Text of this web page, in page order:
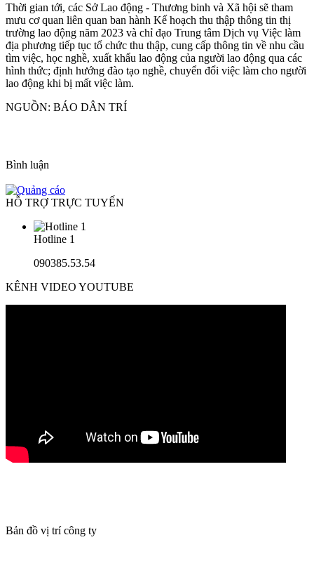
Thời gian tới, các Sở Lao động - Thương binh và Xã hội sẽ tham
mưu cơ quan liên quan ban hành Kế hoạch thu thập thông tin thị
trường lao động năm 2023 và chỉ đạo Trung tâm Dịch vụ Việc làm
địa phương tiếp tục tổ chức thu thập, cung cấp thông tin về nhu cầu
tìm việc, học nghề, xuất khẩu lao động của người lao động qua các
hình thức; định hướng đào tạo nghề, chuyển đổi việc làm cho người
lao động khi bị mất việc làm.
NGUỒN: BÁO DÂN TRÍ
Bình luận
HỖ TRỢ TRỰC TUYẾN
Hotline 1
090385.53.54
KÊNH VIDEO YOUTUBE
Bản đồ vị trí công ty